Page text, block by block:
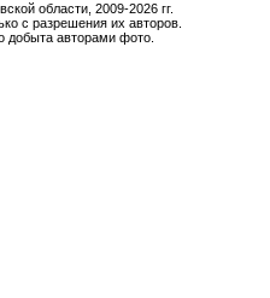
области, 2009-2026 гг.
с разрешения их авторов.
добыта авторами фото.